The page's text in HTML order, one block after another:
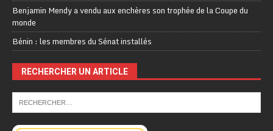
Benjamin Mendy a vendu aux enchères son trophée de la Coupe du
monde
Bénin : les membres du Sénat installés
RECHERCHER UN ARTICLE